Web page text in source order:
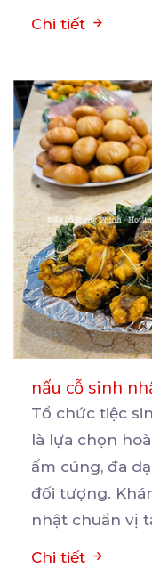
Chi tiết
nấu cỗ sinh
Tổ chức tiệc
là lựa chọn
ấm cúng, đa
đối tượng.
nhật chuẩn vị
Chi tiết